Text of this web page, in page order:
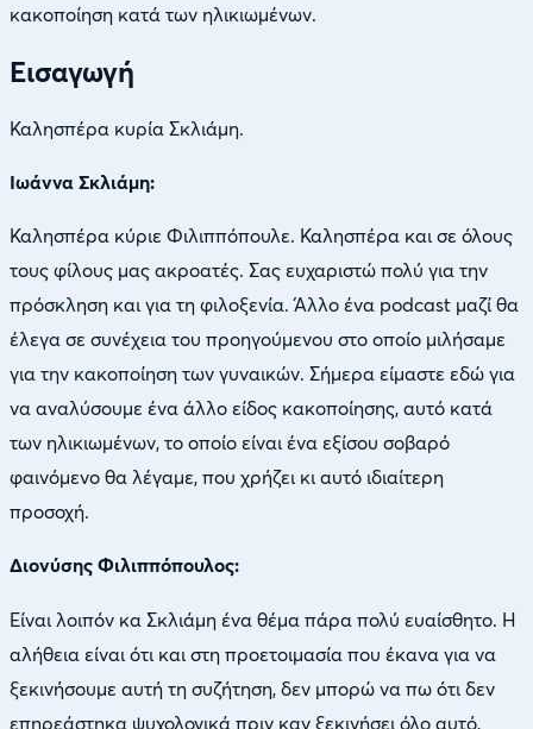
κακοποίηση κατά των ηλικιωμένων.
Εισαγωγή
Καλησπέρα κυρία Σκλιάμη.
Ιωάννα Σκλιάμη:
Καλησπέρα κύριε Φιλιππόπουλε. Καλησπέρα και σε όλους
τους φίλους μας ακροατές. Σας ευχαριστώ πολύ για την
πρόσκληση και για τη φιλοξενία. Άλλο ένα podcast μαζί θα
έλεγα σε συνέχεια του προηγούμενου στο οποίο μιλήσαμε
για την κακοποίηση των γυναικών. Σήμερα είμαστε εδώ για
να αναλύσουμε ένα άλλο είδος κακοποίησης, αυτό κατά
των ηλικιωμένων, το οποίο είναι ένα εξίσου σοβαρό
φαινόμενο θα λέγαμε, που χρήζει κι αυτό ιδιαίτερη
προσοχή.
Διονύσης Φιλιππόπουλος:
Είναι λοιπόν κα Σκλιάμη ένα θέμα πάρα πολύ ευαίσθητο. Η
αλήθεια είναι ότι και στη προετοιμασία που έκανα για να
ξεκινήσουμε αυτή τη συζήτηση, δεν μπορώ να πω ότι δεν
επηρεάστηκα ψυχολογικά πριν καν ξεκινήσει όλο αυτό,